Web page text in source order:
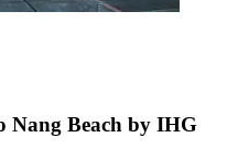
Nang Beach by IHG